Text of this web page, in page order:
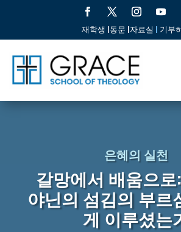
재학생 |동문 |자료실 | 기부
은혜의 실천
갈망에서 배움으
야닌의 섬김의 부르
게 이루셨는